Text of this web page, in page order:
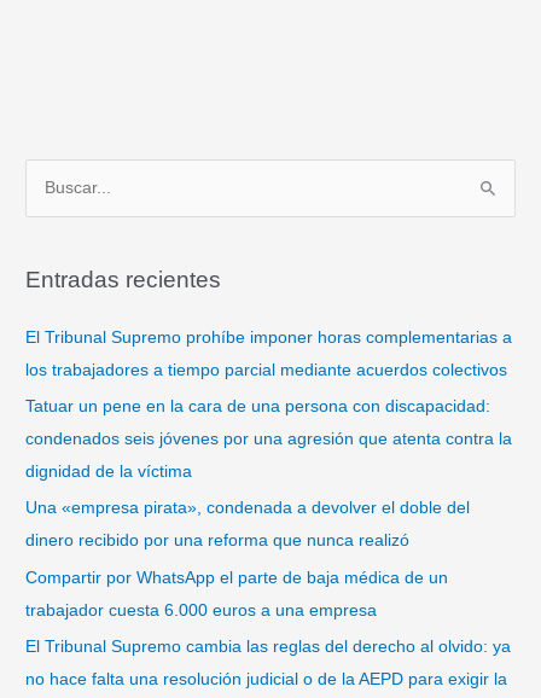
c
Entradas recientes
El Tribunal Supremo prohíbe imponer horas complementarias a
los trabajadores a tiempo parcial mediante acuerdos colectivos
Tatuar un pene en la cara de una persona con discapacidad:
condenados seis jóvenes por una agresión que atenta contra la
dignidad de la víctima
Una «empresa pirata», condenada a devolver el doble del
dinero recibido por una reforma que nunca realizó
Compartir por WhatsApp el parte de baja médica de un
trabajador cuesta 6.000 euros a una empresa
El Tribunal Supremo cambia las reglas del derecho al olvido: ya
no hace falta una resolución judicial o de la AEPD para exigir la